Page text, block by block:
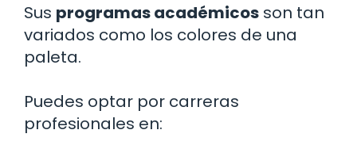
Sus programas académicos son tan
variados como los colores de una
paleta.
Puedes optar por carreras
profesionales en: